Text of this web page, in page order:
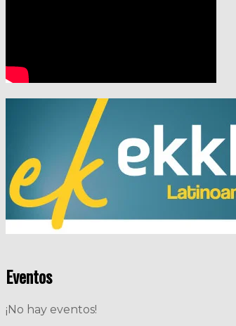
Eventos
¡No hay eventos!